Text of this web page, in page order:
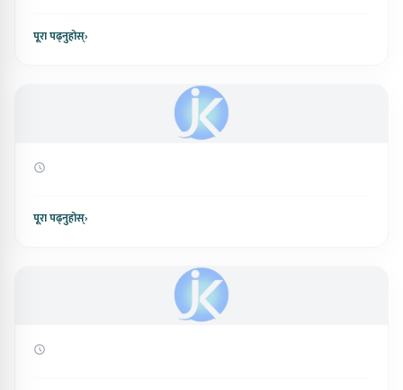
पूरा पढ्नुहोस्›
पूरा पढ्नुहोस्›